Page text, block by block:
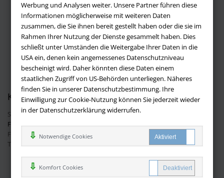
Werbung und Analysen weiter. Unsere Partner führen diese
Informationen möglicherweise mit weiteren Daten
zusammen, die Sie ihnen bereit gestellt haben oder die sie im
Rahmen Ihrer Nutzung der Dienste gesammelt haben. Dies
schließt unter Umständen die Weitergabe Ihrer Daten in die
USA ein, denen kein angemessenes Datenschutzniveau
bescheinigt wird. Daher könnten diese Daten einem
staatlichen Zugriff von US-Behörden unterliegen. Näheres
finden Sie in unserer Datenschutzbestimmung. Ihre
Einwilligung zur Cookie-Nutzung können Sie jederzeit wieder
in der Datenschutzerklärung widerrufen.
Notwendige Cookies
Komfort Cookies
Impressum
Versandbedingungen
Widerruf
Batteriehinweis
AGB
Datenschutz
Kontakt
Sie haben Fragen?Hier finden Sie Antworten auf häufig gestellte
Fragen.
Fragen per E-Mail:info@buchversandmimpf2000.de
Telefon: +49 (0)9209 20 23 188
Ihre Vorteile bei uns
Kostenloser Versand innerhalb Deutschlands